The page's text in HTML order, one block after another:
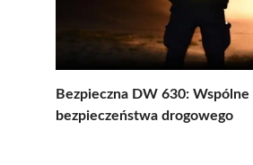
Bezpieczna DW 630: Wspólne
bezpieczeństwa drogowego